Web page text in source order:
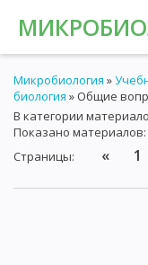
Микробиология »
биология » Общие
В категории
Показано материалов:
Страницы: « 1